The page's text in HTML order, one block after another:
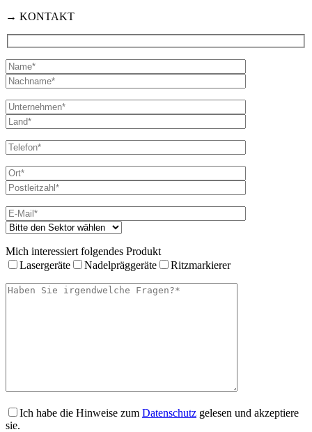
→ KONTAKT
Mich interessiert folgendes Produkt
Lasergeräte
Nadelpräggeräte Ritzmarkierer
Ich habe die Hinweise zum Datenschutz gelesen und akzeptiere
sie.